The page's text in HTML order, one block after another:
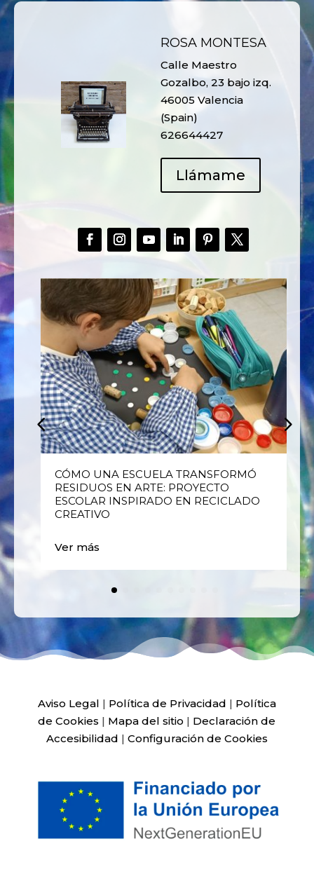
ROSA MONTESA
Calle Maestro
Gozalbo, 23 bajo izq.
46005 Valencia
(Spain)
626644427
Llámame
CÓMO UNA ESCUELA TRANSFORMÓ
RESIDUOS EN ARTE: PROYECTO
ESCOLAR INSPIRADO EN RECICLADO
CREATIVO
Ver más
Aviso Legal | Política de Privacidad | Política
de Cookies | Mapa del sitio | Declaración de
Accesibilidad | Configuración de Cookies